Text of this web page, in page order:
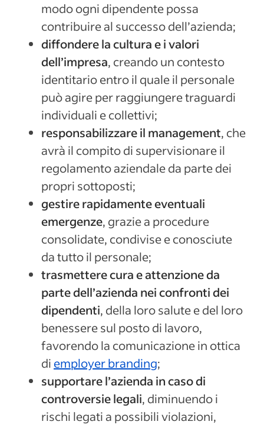
modo ogni dipendente possa
contribuire al successo dell’azienda;
diffondere la cultura e i valori
dell’impresa, creando un contesto
identitario entro il quale il personale
può agire per raggiungere traguardi
individuali e collettivi;
responsabilizzare il management, che
avrà il compito di supervisionare il
regolamento aziendale da parte dei
propri sottoposti;
gestire rapidamente eventuali
emergenze, grazie a procedure
consolidate, condivise e conosciute
da tutto il personale;
trasmettere cura e attenzione da
parte dell’azienda nei confronti dei
dipendenti, della loro salute e del loro
benessere sul posto di lavoro,
favorendo la comunicazione in ottica
di employer branding;
supportare l’azienda in caso di
controversie legali, diminuendo i
rischi legati a possibili violazioni,